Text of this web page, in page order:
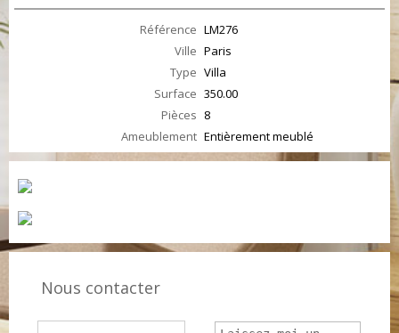
Référence LM276
Ville Paris
Type Villa
Surface 350.00
Pièces 8
Ameublement Entièrement meublé
Nous contacter